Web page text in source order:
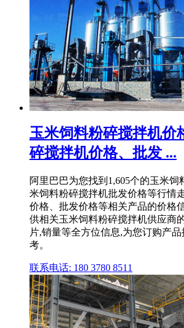
玉米饲料粉碎搅拌机价
碎搅拌机价格、批发 ...
阿里巴巴为您找到1,605个的玉米饲
米饲料粉碎搅拌机批发价格等行情
价格、批发价格等相关产品的价格
供相关玉米饲料粉碎搅拌机供应商
片,销量等全方位信息,为您订购产
考。
联系电话: 180 3780 8511